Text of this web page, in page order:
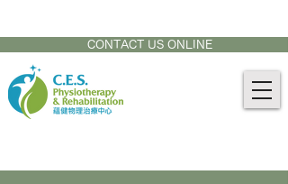
CONTACT US ONLINE